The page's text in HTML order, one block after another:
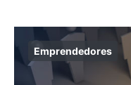
Emprendedores